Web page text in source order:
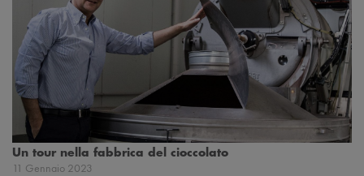
Un tour nella fabbrica del cioccolato
11 Gennaio 2023